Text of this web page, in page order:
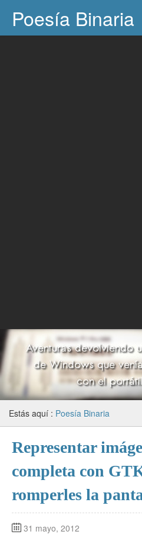
Poesía Binaria
Estás aquí : Poesía Binaria
Representar
completa con
romperles la
31 mayo, 2012